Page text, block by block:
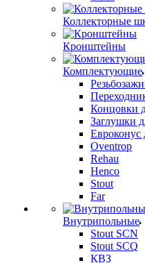
Коллекторные
Кронштейны
Комплектующие
Концовки
Заглушки
Евроконус
Oventrop
Rehau
Henco
Stout
Far
Внутрипольные
Stout SCN
Stout SCQ
КВЗ